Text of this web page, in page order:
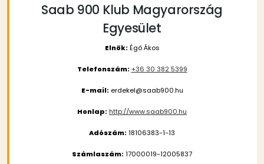
Saab 900 Klub Magyarország
Egyesület
Elnök: Égő Ákos
Telefonszám: +36 30 382 5399
E-mail: erdekel@saab900.hu
Honlap: http://www.saab900.hu
Adószám: 18106383-1-13
Számlaszám: 17000019-12005837